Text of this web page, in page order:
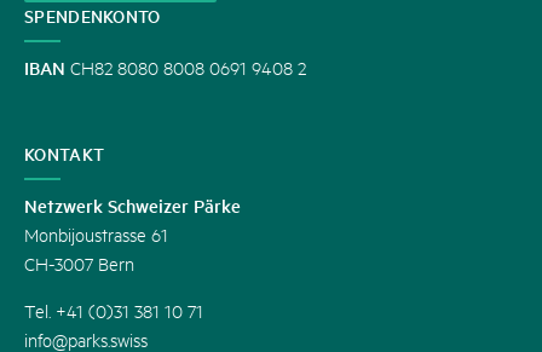
SPENDENKONTO
IBAN CH82 8080 8008 0691 9408 2
KONTAKT
Netzwerk Schweizer Pärke
Monbijoustrasse 61
CH-3007 Bern
Tel. +41 (0)31 381 10 71
info@parks.swiss